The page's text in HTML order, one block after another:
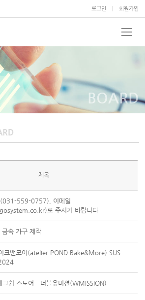
로그인 회원가입
BOARD
제목
(031-559-0757), 이메일
로 주시기 바랍니다
속 가구 제작
크앤모어(atelier POND Bake&More) SUS
그쉽 스토어 - 더블유미션(WMISSION)